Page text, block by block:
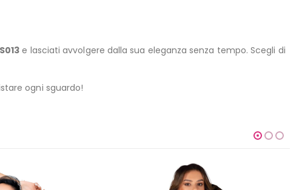
e lasciati avvolgere dalla sua eleganza senza tempo. Scegli di
ogni sguardo!